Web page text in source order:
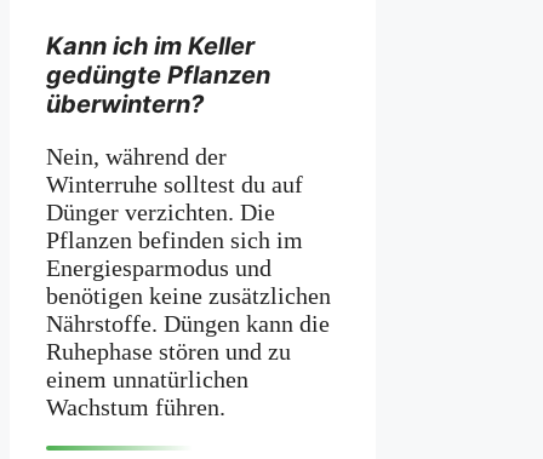
Kann ich im Keller
gedüngte Pflanzen
überwintern?
Nein, während der
Winterruhe solltest du auf
Dünger verzichten. Die
Pflanzen befinden sich im
Energiesparmodus und
benötigen keine zusätzlichen
Nährstoffe. Düngen kann die
Ruhephase stören und zu
einem unnatürlichen
Wachstum führen.